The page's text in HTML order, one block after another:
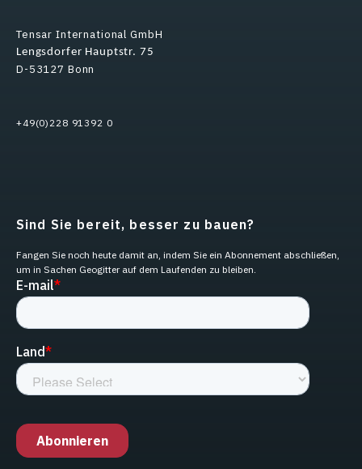
Tensar International GmbH
Lengsdorfer Hauptstr. 75
D-53127 Bonn
+49(0)228 91392 0
Sind Sie bereit, besser zu bauen?
Fangen Sie noch heute damit an, indem Sie ein Abonnement abschließen,
um in Sachen Geogitter auf dem Laufenden zu bleiben.